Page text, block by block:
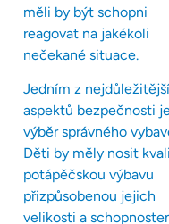
měli by být schopni
reagovat na jakékoli
nečekané situace.
Jedním z
aspektů bezpečnosti
výběr správného
Děti by měly nosit
potápěčskou výbavu
přizpůsobenou jejich
velikosti a